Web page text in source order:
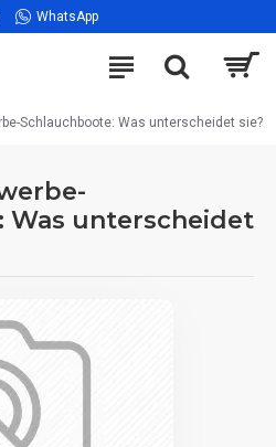
WhatsApp
Schlauchboote: Was unterscheidet sie?
Was unterscheidet